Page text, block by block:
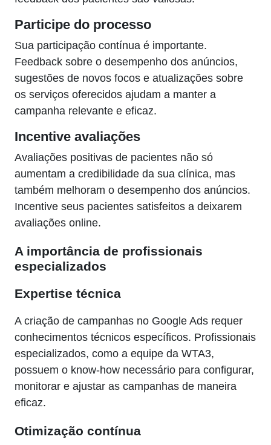
Participe do processo
Sua participação contínua é importante.
Feedback sobre o desempenho dos anúncios,
sugestões de novos focos e atualizações sobre
os serviços oferecidos ajudam a manter a
campanha relevante e eficaz.
Incentive avaliações
Avaliações positivas de pacientes não só
aumentam a credibilidade da sua clínica, mas
também melhoram o desempenho dos anúncios.
Incentive seus pacientes satisfeitos a deixarem
avaliações online.
A importância de profissionais
especializados
Expertise técnica
A criação de campanhas no Google Ads requer
conhecimentos técnicos específicos. Profissionais
especializados, como a equipe da WTA3,
possuem o know-how necessário para configurar,
monitorar e ajustar as campanhas de maneira
eficaz.
Otimização contínua